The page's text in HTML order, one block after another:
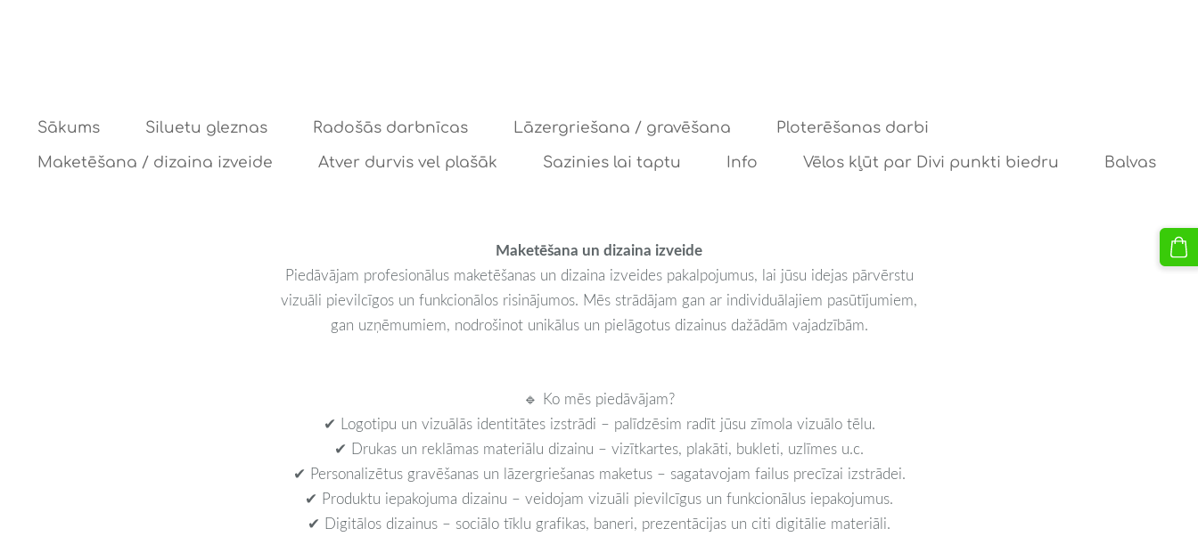
Sākums Siluetu gleznas Radošās darbnīcas Lāzergriešana / gravēšana Ploterēšanas darbi
Maketēšana / dizaina izveide Atver durvis vel plašāk Sazinies lai taptu Info Vēlos kļūt par Divi punkti biedru Balvas
Maketēšana un dizaina izveide
Piedāvājam profesionālus maketēšanas un dizaina izveides pakalpojumus, lai jūsu idejas pārvērstu
vizuāli pievilcīgos un funkcionālos risinājumos. Mēs strādājam gan ar individuālajiem pasūtījumiem,
gan uzņēmumiem, nodrošinot unikālus un pielāgotus dizainus dažādām vajadzībām.
🔹 Ko mēs piedāvājam?
✔ Logotipu un vizuālās identitātes izstrādi – palīdzēsim radīt jūsu zīmola vizuālo tēlu.
✔ Drukas un reklāmas materiālu dizainu – vizītkartes, plakāti, bukleti, uzlīmes u.c.
✔ Personalizētus gravēšanas un lāzergriešanas maketus – sagatavojam failus precīzai izstrādei.
✔ Produktu iepakojuma dizainu – veidojam vizuāli pievilcīgus un funkcionālus iepakojumus.
✔ Digitālos dizainus – sociālo tīklu grafikas, baneri, prezentācijas un citi digitālie materiāli.